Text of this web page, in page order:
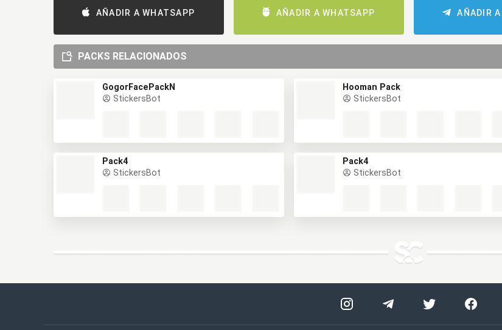
AÑADIR A WHATSAPP AÑADIR A WHATSAPP AÑADIR
PACKS RELACIONADOS
GogorFacePackN
StickersBot
Hooman Pack
StickersBot
Pack4
StickersBot
Pack4
StickersBot